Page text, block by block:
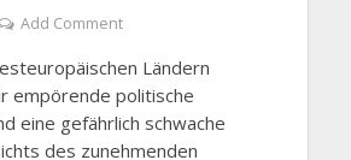
Add Comment
Ländern
empörende politische
eine gefährlich schwache
des zunehmenden